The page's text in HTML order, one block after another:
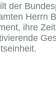
der
Herrn
ihre